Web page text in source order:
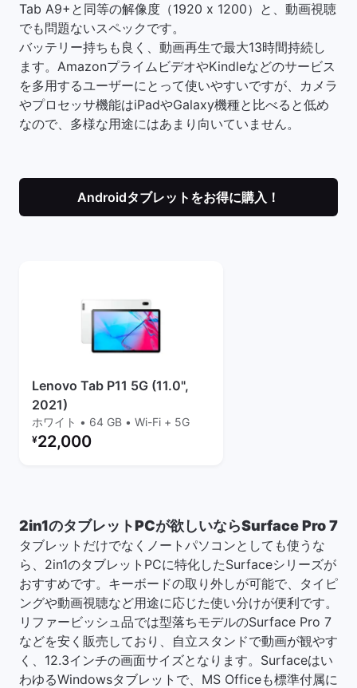
Tab A9+と同等の解像度（1920 x 1200）と、動画視聴
でも問題ないスペックです。
バッテリー持ちも良く、動画再生で最大13時間持続し
ます。AmazonプライムビデオやKindleなどのサービス
を多用するユーザーにとって使いやすいですが、カメラ
やプロセッサ機能はiPadやGalaxy機種と比べると低め
なので、多様な用途にはあまり向いていません。
Androidタブレットをお得に購入！
Lenovo Tab P11 5G (11.0",
2021)
ホワイト • 64 GB • Wi-Fi + 5G
リファービッシュ品の価格：
¥22,000
2in1のタブレットPCが欲しいならSurface Pro 7
タブレットだけでなくノートパソコンとしても使うな
ら、2in1のタブレットPCに特化したSurfaceシリーズが
おすすめです。キーボードの取り外しが可能で、タイピ
ングや動画視聴など用途に応じた使い分けが便利です。
リファービッシュ品では型落ちモデルのSurface Pro 7
などを安く販売しており、自立スタンドで動画が観やす
く、12.3インチの画面サイズとなります。Surfaceはい
わゆるWindowsタブレットで、MS Officeも標準付属に